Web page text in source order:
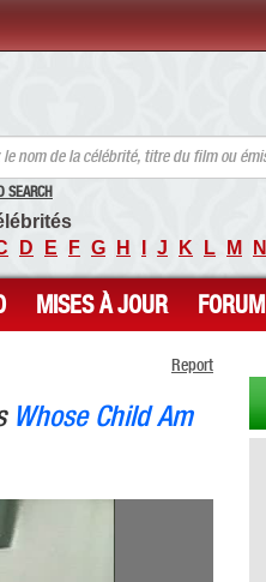
SEARCH
D E F G H J K L M N
MISES À JOUR FORUM
Report
Whose Child Am